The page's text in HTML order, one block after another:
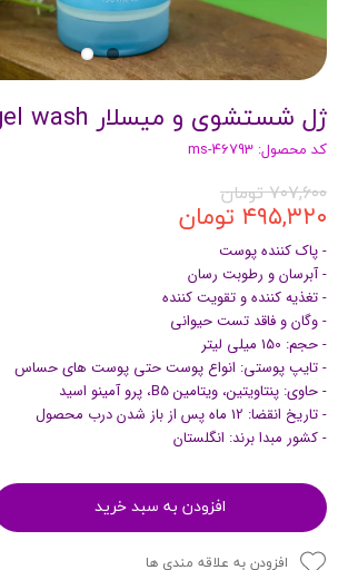
ژل شستشوی و میسلار miccllar gel wash
کد محصول: ms-46793
۷۰۷,۶۰۰ تومان
۴۹۵,۳۲۰ تومان
- پاک کننده پوست
- آبرسان و رطوبت رسان
- تغذیه کننده و تقویت کننده
- وگان و فاقد تست حیوانی
- حجم: 150 میلی لیتر
- تایپ پوستی: انواع پوست حتی پوست های حساس
- حاوی: پنتاویتین، ویتامین B5، پرو آمینو اسید
- تاریخ انقضا: 12 ماه پس از باز شدن درب محصول
- کشور مبدا برند: انگلستان
افزودن به سبد خرید
افزودن به علاقه مندی ها